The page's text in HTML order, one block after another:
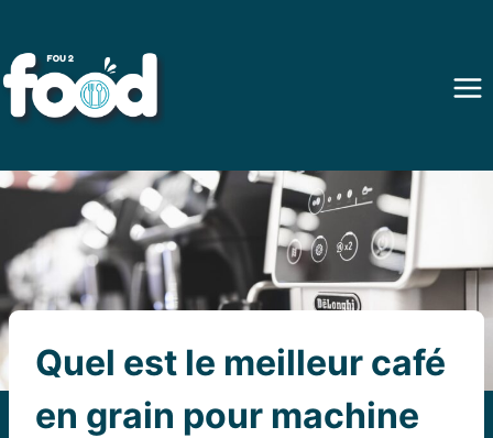
contenu
Quel est le meilleur café
en grain pour machine